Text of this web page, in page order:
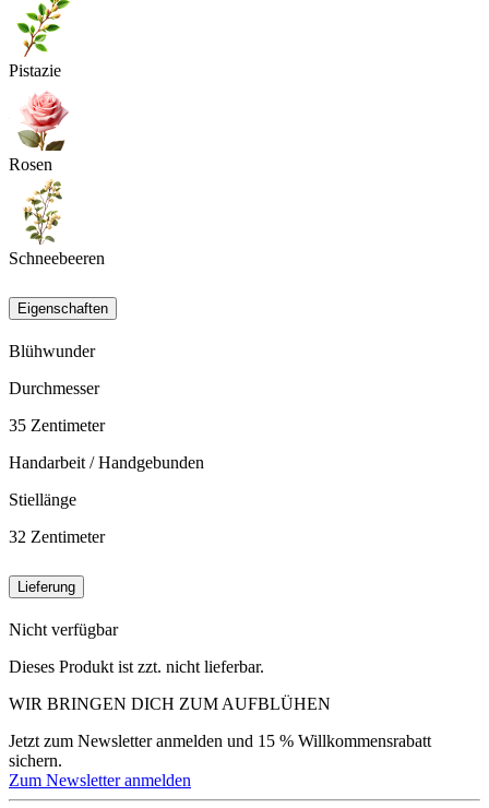
Pistazie
Rosen
Schneebeeren
Eigenschaften
Blühwunder
Durchmesser
35 Zentimeter
Handarbeit / Handgebunden
Stiellänge
32 Zentimeter
Lieferung
Nicht verfügbar
Dieses Produkt ist zzt. nicht lieferbar.
WIR BRINGEN DICH ZUM AUFBLÜHEN
Jetzt zum Newsletter anmelden und 15 % Willkommensrabatt
sichern.
Zum Newsletter anmelden